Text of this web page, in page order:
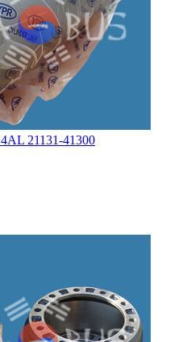
21131-41300